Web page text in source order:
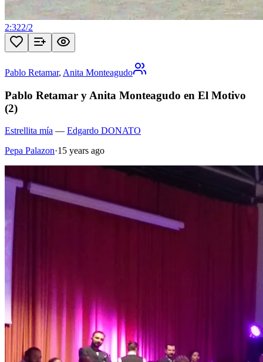
2:322/2
Pablo Retamar, Anita Monteagudo
Pablo Retamar y Anita Monteagudo en El Motivo
(2)
Estrellita mía — Edgardo DONATO
Pepa Palazon·15 years ago